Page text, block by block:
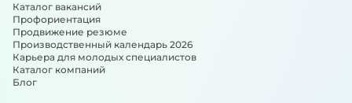
Каталог вакансий
Профориентация
Продвижение резюме
Производственный календарь 2026
Карьера для молодых специалистов
Каталог компаний
Блог